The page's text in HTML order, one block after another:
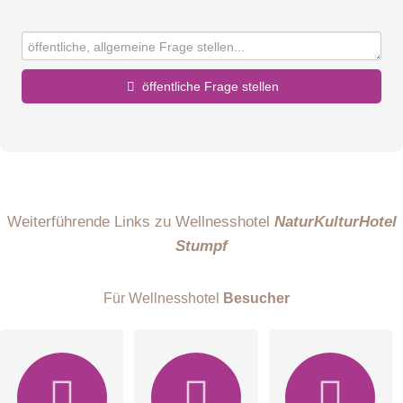
öffentliche Frage stellen
Weiterführende Links zu Wellnesshotel NaturKulturHotel
Stumpf
Für Wellnesshotel Besucher